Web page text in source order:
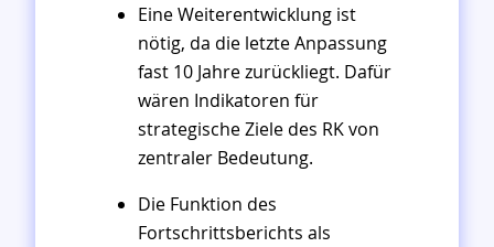
Eine Weiterentwicklung ist
nötig, da die letzte Anpassung
fast 10 Jahre zurückliegt. Dafür
wären Indikatoren für
strategische Ziele des RK von
zentraler Bedeutung.
Die Funktion des
Fortschrittsberichts als